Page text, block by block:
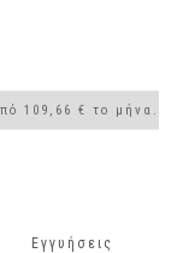
Εγγυήσεις